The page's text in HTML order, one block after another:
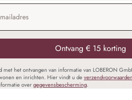
Ontvang € 15 korting
met het ontvangen van informatie van LOBERON
en inrichten. Hier vindt u deverzendvoorwaarden
overgegevensbescherming.